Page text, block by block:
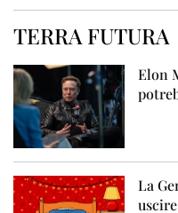
TERRA FUTURA
Elon
La